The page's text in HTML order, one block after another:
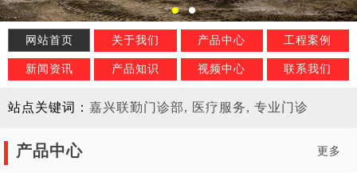
网站首页 关于我们 产品中心 工程案例
新闻资讯 产品知识 视频中心 联系我们
站点关键词： 嘉兴联勤门诊部, 医疗服务, 专业门诊
产品中心 更多